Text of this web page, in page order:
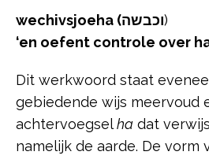
wechivsjoeha (וכבשה)
‘en oefent controle over
Dit werkwoord staat
gebiedende wijs meervoud
achtervoegselha dat
namelijk de aarde. De vorm